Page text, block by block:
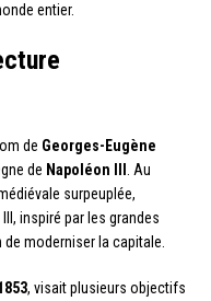
entier.
de Georges-Eugène
de Napoléon III
. Au
surpeuplée,
inspiré par les grandes
moderniser la capitale.
, visait plusieurs objectifs